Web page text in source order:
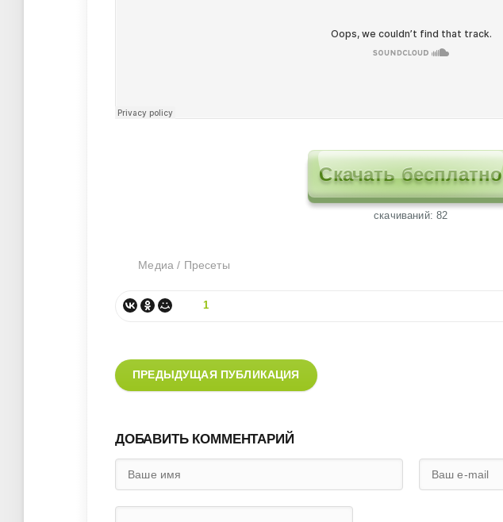
Скачать бесплатно
cкачиваний: 82
Медиа / Пресеты
1
ПРЕДЫДУЩАЯ ПУБЛИКАЦИЯ
ДОБАВИТЬ КОММЕНТАРИЙ